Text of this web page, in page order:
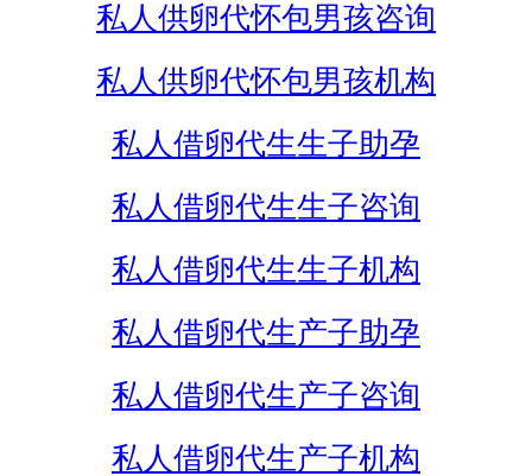
私人供卵代怀包男孩咨询
私人供卵代怀包男孩机构
私人借卵代生生子助孕
私人借卵代生生子咨询
私人借卵代生生子机构
私人借卵代生产子助孕
私人借卵代生产子咨询
私人借卵代生产子机构